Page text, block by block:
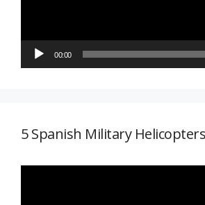
00:00
5 Spanish Military Helicopters